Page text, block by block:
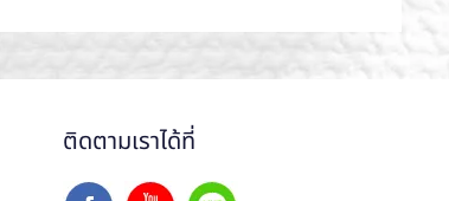
ติดตามเราได้ที่